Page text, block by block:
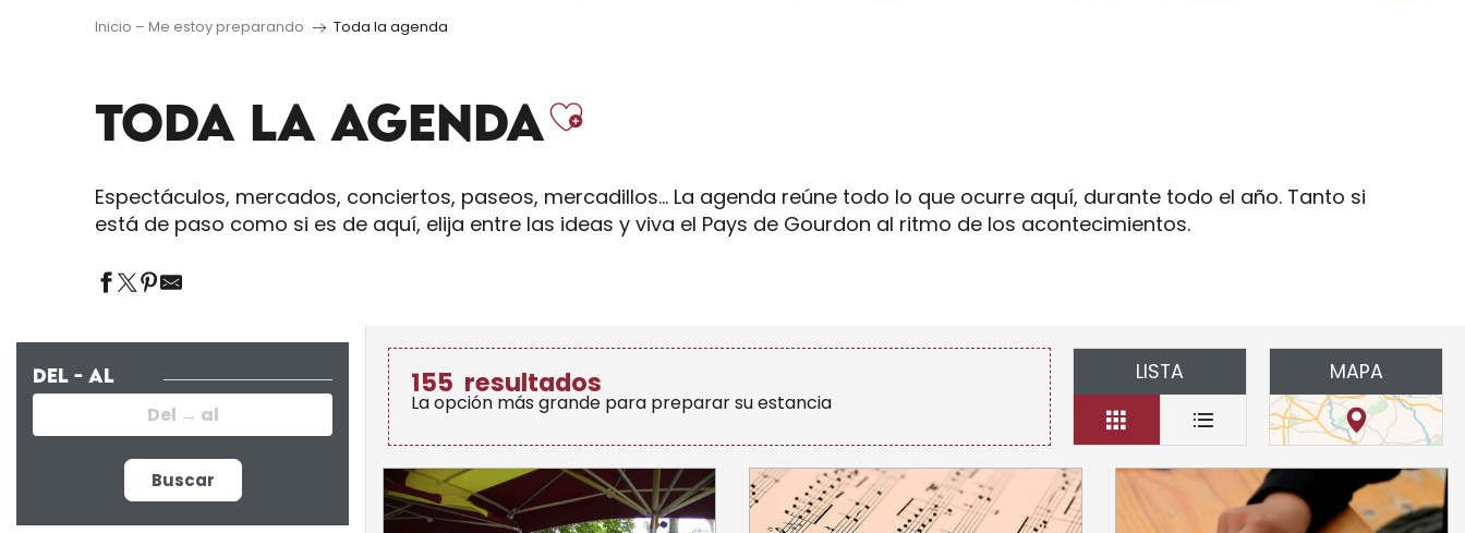
Inicio – Me estoy preparando Toda la agenda
TODA LA AGENDAAjouter aux favoris
Espectáculos, mercados, conciertos, paseos, mercadillos… La agenda reúne todo lo que ocurre aquí, durante todo el año. Tanto si
está de paso como si es de aquí, elija entre las ideas y viva el Pays de Gourdon al ritmo de los acontecimientos.
DEL - AL
Buscar
155 resultados
La opción más grande para preparar su estancia
LISTA MAPA